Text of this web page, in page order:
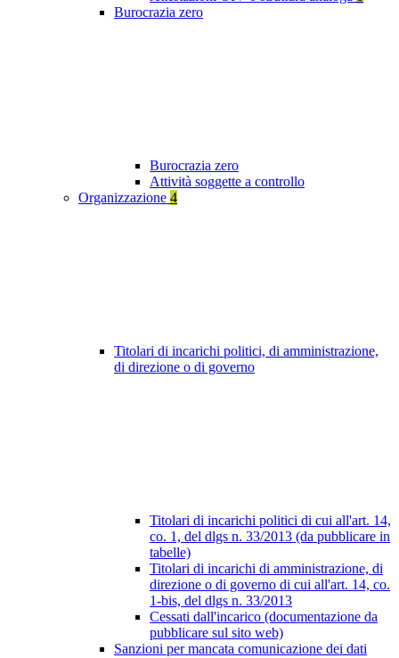
Burocrazia zero
Burocrazia zero
Attività soggette a controllo
Organizzazione 4
Titolari di incarichi politici, di amministrazione,
di direzione o di governo
Titolari di incarichi politici di cui all'art. 14,
co. 1, del dlgs n. 33/2013 (da pubblicare in
tabelle)
Titolari di incarichi di amministrazione, di
direzione o di governo di cui all'art. 14, co.
1-bis, del dlgs n. 33/2013
Cessati dall'incarico (documentazione da
pubblicare sul sito web)
Sanzioni per mancata comunicazione dei dati